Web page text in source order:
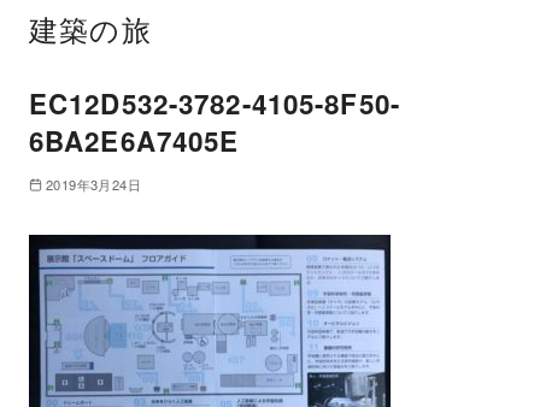
建築の旅
EC12D532-3782-4105-8F50-
6BA2E6A7405E
2019年3月24日